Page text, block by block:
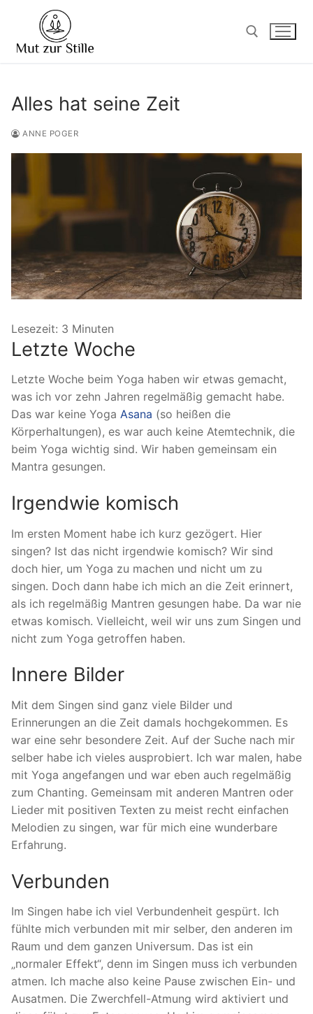
springen
Alles hat seine Zeit
ANNE POGER
Lesezeit: 3 Minuten
Letzte Woche
Letzte Woche beim Yoga haben wir etwas gemacht,
was ich vor zehn Jahren regelmäßig gemacht habe.
Das war keine Yoga Asana (so heißen die
Körperhaltungen), es war auch keine Atemtechnik, die
beim Yoga wichtig sind. Wir haben gemeinsam ein
Mantra gesungen.
Irgendwie komisch
Im ersten Moment habe ich kurz gezögert. Hier
singen? Ist das nicht irgendwie komisch? Wir sind
doch hier, um Yoga zu machen und nicht um zu
singen. Doch dann habe ich mich an die Zeit erinnert,
als ich regelmäßig Mantren gesungen habe. Da war nie
etwas komisch. Vielleicht, weil wir uns zum Singen und
nicht zum Yoga getroffen haben.
Innere Bilder
Mit dem Singen sind ganz viele Bilder und
Erinnerungen an die Zeit damals hochgekommen. Es
war eine sehr besondere Zeit. Auf der Suche nach mir
selber habe ich vieles ausprobiert. Ich war malen, habe
mit Yoga angefangen und war eben auch regelmäßig
zum Chanting. Gemeinsam mit anderen Mantren oder
Lieder mit positiven Texten zu meist recht einfachen
Melodien zu singen, war für mich eine wunderbare
Erfahrung.
Verbunden
Im Singen habe ich viel Verbundenheit gespürt. Ich
fühlte mich verbunden mit mir selber, den anderen im
Raum und dem ganzen Universum. Das ist ein
„normaler Effekt“, denn im Singen muss ich verbunden
atmen. Ich mache also keine Pause zwischen Ein- und
Ausatmen. Die Zwerchfell-Atmung wird aktiviert und